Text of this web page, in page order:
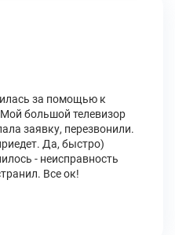
за помощью к
Мой большой телевизор
заявку, перезвонили.
Да, быстро)
- неисправность
Все ок!